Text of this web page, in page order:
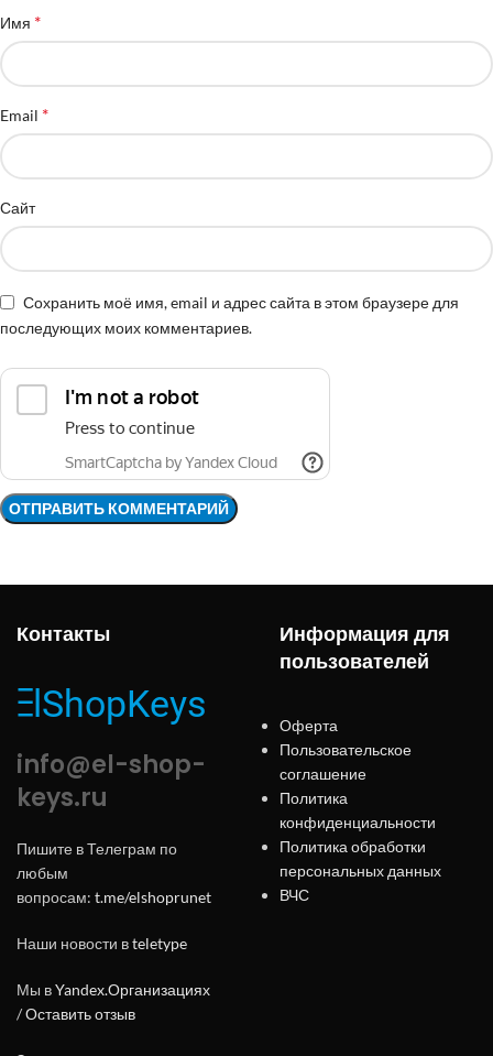
Имя *
Email *
Сайт
Сохранить моё имя, email и адрес сайта в этом браузере для
последующих моих комментариев.
Контакты
info@el-shop-
keys.ru
Пишите в Телеграм по
любым
вопросам: t.me/elshoprunet
Наши новости вteletype
Мы вYandex.Организациях
/Оставить отзыв
Информация для
пользователей
Оферта
Пользовательское
соглашение
Политика
конфиденциальности
Политика обработки
персональных данных
ВЧС